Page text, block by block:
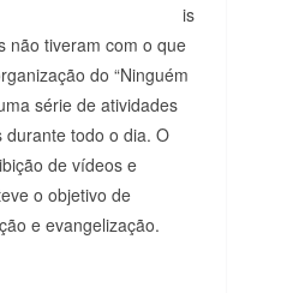
is
não tiveram com o que
do “Ninguém
série de atividades
todo o dia. O
de vídeos e
o objetivo de
e evangelização.